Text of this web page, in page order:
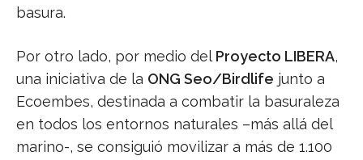
basura.
Por otro lado, por medio delProyecto LIBERA,
una iniciativa de la ONG Seo/Birdlife junto a
Ecoembes, destinada a combatir la basuraleza
en todos los entornos naturales –más allá del
marino-, se consiguió movilizar a más de 1.100